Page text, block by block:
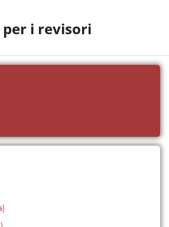
i revisori